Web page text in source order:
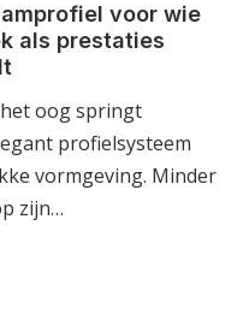
voor wie
als prestaties
oog springt
profielsysteem
vormgeving. Minder
zijn…